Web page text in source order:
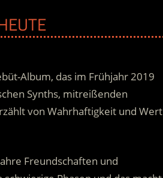
Album, das im Frühjahr 2019
Synths, mitreißenden
von Wahrhaftigkeit und Wert
Freundschaften und